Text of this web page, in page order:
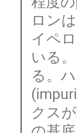
ロン
イペ
いる
る。
クス